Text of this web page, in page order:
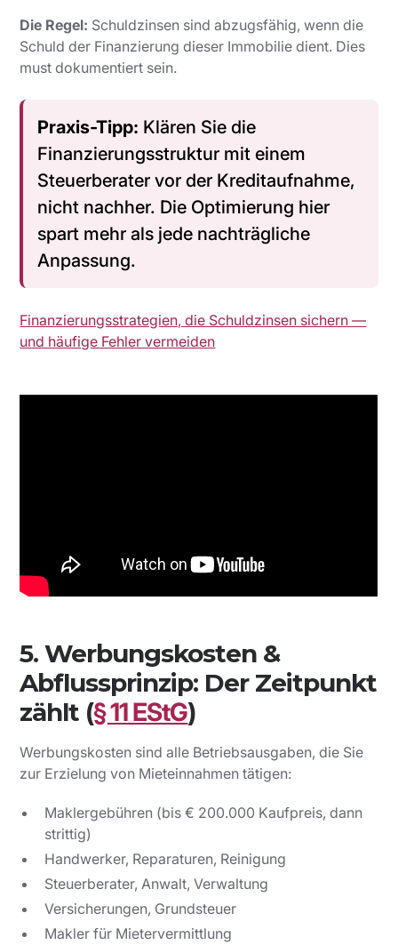
Die Regel: Schuldzinsen sind abzugsfähig, wenn die
Schuld der Finanzierungdieser Immobilie dient. Dies
must dokumentiert sein.
Praxis-Tipp: Klären Sie die
Finanzierungsstruktur mit einem
Steuerberatervor der Kreditaufnahme,
nicht nachher. Die Optimierung hier
spart mehr als jede nachträgliche
Anpassung.
Finanzierungsstrategien, die Schuldzinsen sichern —
und häufige Fehler vermeiden
5. Werbungskosten &
Abflussprinzip: Der Zeitpunkt
zählt (§ 11 EStG)
Werbungskosten sind alle Betriebsausgaben, die Sie
zur Erzielung von Mieteinnahmen tätigen:
Maklergebühren (bis € 200.000 Kaufpreis, dann
strittig)
Handwerker, Reparaturen, Reinigung
Steuerberater, Anwalt, Verwaltung
Versicherungen, Grundsteuer
Makler für Mietervermittlung